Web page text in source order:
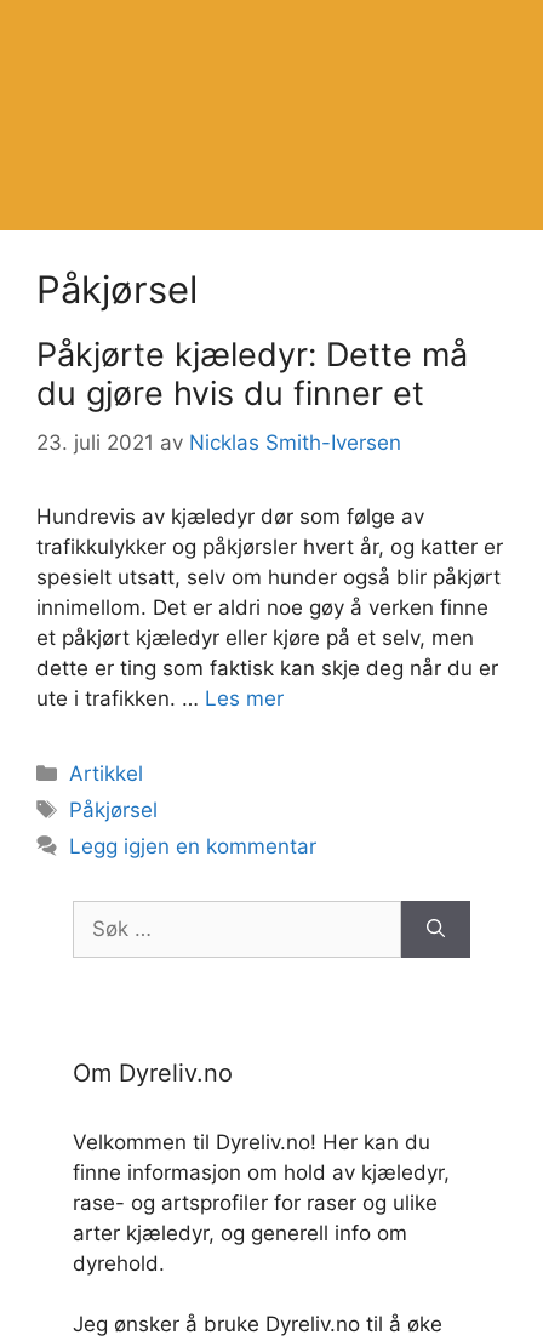
Påkjørsel
Påkjørte kjæledyr: Dette må
du gjøre hvis du finner et
23. juli 2021 av Nicklas Smith-Iversen
Hundrevis av kjæledyr dør som følge av
trafikkulykker og påkjørsler hvert år, og katter er
spesielt utsatt, selv om hunder også blir påkjørt
innimellom. Det er aldri noe gøy å verken finne
et påkjørt kjæledyr eller kjøre på et selv, men
dette er ting som faktisk kan skje deg når du er
ute i trafikken. … Les mer
Kategorier
Artikkel
Stikkord
Påkjørsel
Legg igjen en kommentar
etter:
Om Dyreliv.no
Velkommen til Dyreliv.no! Her kan du
finne informasjon om hold av kjæledyr,
rase- og artsprofiler for raser og ulike
arter kjæledyr, og generell info om
dyrehold.
Jeg ønsker å bruke Dyreliv.no til å øke